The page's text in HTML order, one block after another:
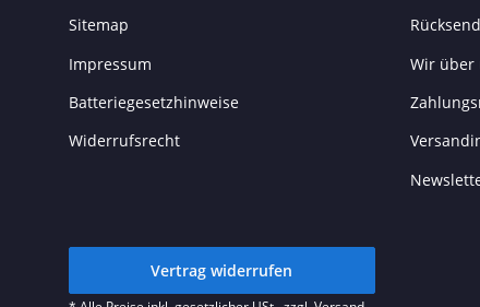
Sitemap
Impressum
Batteriegesetzhinweise
Widerrufsrecht
Wir über
Vertrag widerrufen